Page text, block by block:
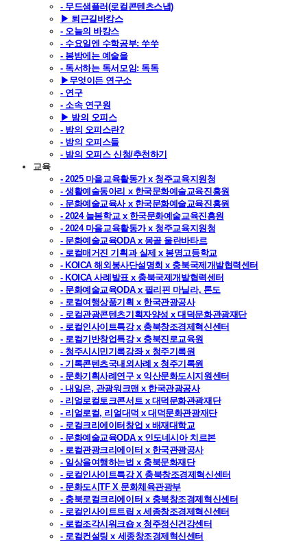
- 무드샘플러(로컬콘텐츠스냅)
▶ 퇴근길바캉스
- 오늘의 바캉스
- 수요일엔 수학공부: 쑤쑤
- 봄밤에는 예술을
- 독서하는 독서모임: 독독
▶무엇이든 연구소
- 연구
- 소속 연구원
▶ 밤의 오피스
- 밤의 오피스란?
- 밤의 오피스들
- 밤의 오피스 신청/추천하기
교육
- 2025 마을교육활동가 x 청주교육지원청
- 생활예술동아리 x 한국문화예술교육진흥원
- 문화예술교육사 x 한국문화예술교육진흥원
- 2024 늘봄학교 x 한국문화예술교육진흥원
- 2024 마을교육활동가 x 청주교육지원청
- 문화예술교육ODA x 몽골 울란바타르
- 로컬매거진 기획과 실제 x 봉명고등학교
- KOICA 해외봉사단설명회 x 충북국제개발협력센터
- KOICA 사례발표 x 충북국제개발협력센터
- 문화예술교육ODA x 필리핀 마닐라, 톤도
- 로컬여행상품기획 x 한국관광공사
- 로컬관광콘텐츠기획자양성 x 대덕문화관광재단
- 로컬인사이트특강 x 충북창조경제혁신센터
- 로컬기반창업특강 x 충북진로교육원
- 청주시시민기록강좌 x 청주기록원
- 기록콘텐츠국내외사례 x 청주기록원
- 문화기획사례연구 x 익산문화도시지원센터
- 내일은, 관광워크맨 x 한국관광공사
- 리얼로컬토크콘서트 x 대덕문화관광재단
- 리얼로컬, 리얼대덕 x 대덕문화관광재단
- 로컬크리에이터창업 x 배재대학교
- 문화예술교육ODA x 인도네시아 치르본
- 로컬관광크리에이터 x 한국관광공사
- 일상을여행하는법 x 충북문화재단
- 로컬인사이트특강 X 충북창조경제혁신센터
- 문화도시TF X 문화체육관광부
- 충북로컬크리에이터 x 충북창조경제혁신센터
- 로컬인사이트트립 x 세종창조경제혁신센터
- 로컬조각시워크숍 x 청주정신건강센터
- 로컬컨설팅 x 세종창조경제혁신센터